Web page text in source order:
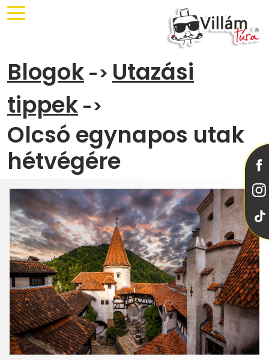
Blogok -> Utazási
tippek ->
Olcsó egynapos utak
hétvégére